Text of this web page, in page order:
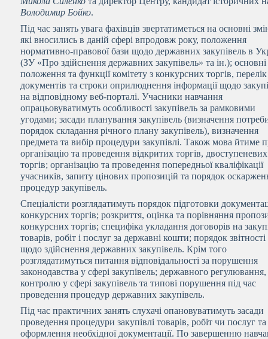
Володимир Бойко.
Під час занять увага фахівців звертатиметься на основні
які вносились в даній сфері впродовж року, положення
нормативно-правової бази щодо державних закупівель в
(ЗУ «Про здійснення державних закупівель» та ін.); основні
положення та функції комітету з конкурсних торгів, перелік
документів та строки оприлюднення інформації щодо
на відповідному веб-порталі. Учасники навчання
опрацьовуватимуть особливості закупівель за рамковими
угодами; засади планування закупівель (визначення
порядок складання річного плану закупівель), визначення
предмета та вибір процедури закупівлі. Також мова йтиме
організацію та проведення відкритих торгів, двоступеневих
торгів; організацію та проведення попередньої кваліфікації
учасників, запиту цінових пропозицій та порядок
процедур закупівель.
Спеціалісти розглядатимуть порядок підготовки
конкурсних торгів; розкриття, оцінка та порівняння
конкурсних торгів; специфіка укладання договорів на
товарів, робіт і послуг за державні кошти; порядок звітності
щодо здійснення державних закупівель. Крім того
розглядатимуться питання відповідальності за порушення
законодавства у сфері закупівель; державного регулювання,
контролю у сфері закупівель та типові порушення під час
проведення процедур державних закупівель.
Під час практичних занять слухачі опановуватимуть засади
проведення процедури закупівлі товарів, робіт чи послуг та
оформлення необхідної документації. По завершенню